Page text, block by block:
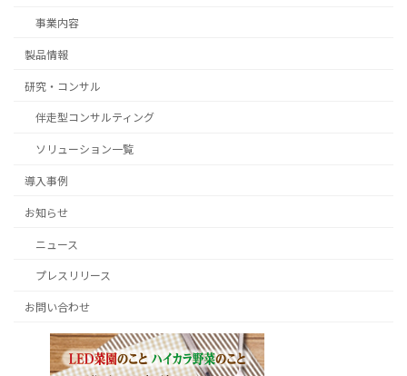
事業内容
製品情報
研究・コンサル
伴走型コンサルティング
ソリューション一覧
導入事例
お知らせ
ニュース
プレスリリース
お問い合わせ